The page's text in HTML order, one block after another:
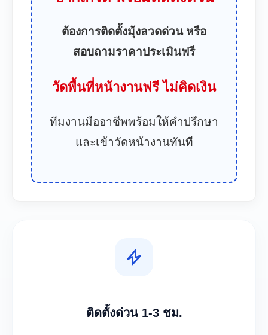
ต้องการติดตั้งมุ้งลวดด่วน หรือ
สอบถามราคาประเมินฟรี
วัดพื้นที่หน้างานฟรี ไม่คิดเงิน
ทีมงานมืออาชีพพร้อมให้คำปรึกษา
และเข้าวัดหน้างานทันที
ติดตั้งด่วน 1-3 ชม.